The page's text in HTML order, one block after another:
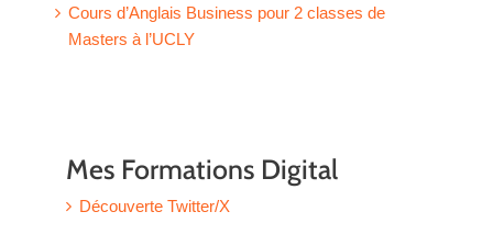
Cours d’Anglais Business pour 2 classes de
Masters à l’UCLY
Mes Formations Digital
Découverte Twitter/X